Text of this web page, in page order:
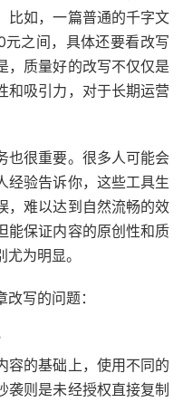
比如，一篇普通的千字文
之间，具体还要看改写
，质量好的改写不仅仅是
和吸引力，对于长期运营
也很重要。很多人可能会
经验告诉你，这些工具生
，难以达到自然流畅的效
能保证内容的原创性和质
为明显。
写的问题：
容的基础上，使用不同的
袭则是未经授权直接复制